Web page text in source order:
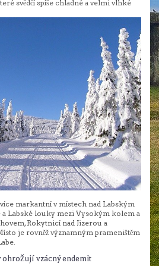
svědčí spíše chladné a velmi vlhké
markantní v místech nad Labským
a Labské louky mezi Vysokým kolem a
Rokytnicí nad Jizerou a
je rovněž významným prameništěm
vzácný endemit